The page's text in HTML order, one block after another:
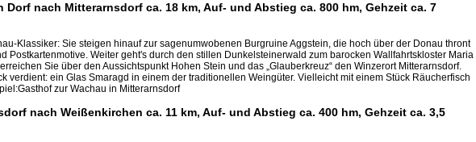
Dorf nach Mitterarnsdorf ca. 18 km, Auf- und Abstieg ca. 800 hm, Gehzeit ca. 7
Klassiker: Sie steigen hinauf zur sagenumwobenen Burgruine Aggstein, die hoch über der Donau thront
Postkartenmotive. Weiter geht's durch den stillen Dunkelsteinerwald zum barocken Wallfahrtskloster Maria
Sie über den Aussichtspunkt Hohen Stein und das „Glauberkreuz“ den Winzerort Mitterarnsdorf.
verdient: ein Glas Smaragd in einem der traditionellen Weingüter. Vielleicht mit einem Stück Räucherfisch
zur Wachau in Mitterarnsdorf
nach Weißenkirchen ca. 11 km, Auf- und Abstieg ca. 400 hm, Gehzeit ca. 3,5